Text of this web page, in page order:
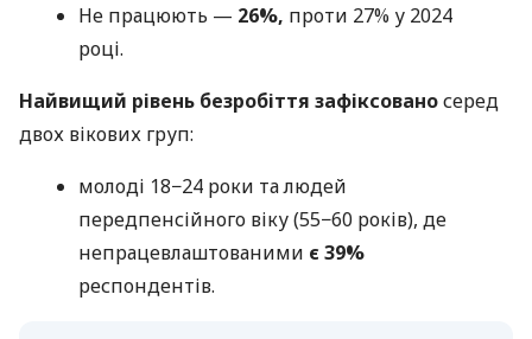
Не працюють — 26%, проти 27% у 2024
році.
Найвищий рівень безробіття зафіксованосеред
двох вікових груп:
молоді 18−24 роки та людей
передпенсійного віку (55−60 років), де
непрацевлаштованими є 39%
респондентів.